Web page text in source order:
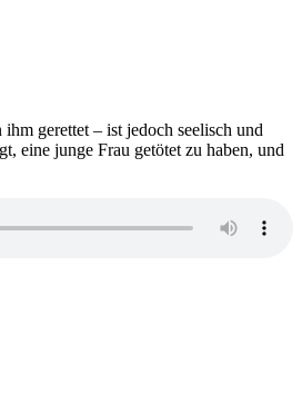
gerettet – ist jedoch seelisch und
eine junge Frau getötet zu haben, und